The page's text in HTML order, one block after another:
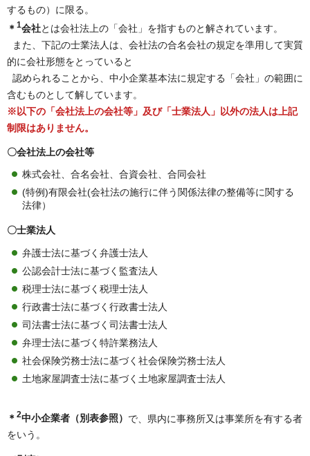
するもの）に限る。
＊ 1会社とは会社法上の「会社」を指すものと解されています。
また、下記の士業法人は、会社法の合名会社の規定を準用して実質
的に会社形態をとっていると
認められることから、中小企業基本法に規定する「会社」の範囲に
含むものとして解しています。
※以下の「会社法上の会社等」及び「士業法人」以外の法人は上記
制限はありません。
〇会社法上の会社等
株式会社、合名会社、合資会社、合同会社
(特例)有限会社(会社法の施行に伴う関係法律の整備等に関する
法律）
〇士業法人
弁護士法に基づく弁護士法人
公認会計士法に基づく監査法人
税理士法に基づく税理士法人
行政書士法に基づく行政書士法人
司法書士法に基づく司法書士法人
弁理士法に基づく特許業務法人
社会保険労務士法に基づく社会保険労務士法人
土地家屋調査士法に基づく土地家屋調査士法人
＊ 2中小企業者（別表参照） で、県内に事務所又は事業所を有する者
をいう。